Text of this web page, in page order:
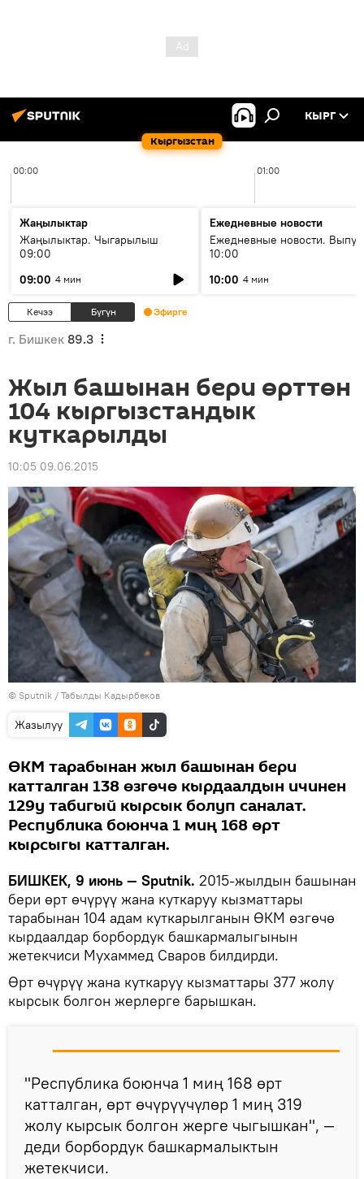
Кыргызстан
КЫРГ
00:00 01:00
Жаңылыктар
Жаңылыктар. Чыгарылыш
09:00
09:00 4 мин
Ежедневные новости
Ежедневные новости.
10:00
10:00 4 мин
Кечээ Бүгүн Эфирге
г. Бишкек 89.3
Жыл башынан бери өрттөн
104 кыргызстандык
куткарылды
10:05 09.06.2015
© Sputnik / Табылды Кадырбеков
Жазылуу
ӨКМ тарабынан жыл башынан бери
катталган 138 өзгөчө кырдаалдын ичинен
129у табигый кырсык болуп саналат.
Республика боюнча 1 миң 168 өрт
кырсыгы катталган.
БИШКЕК, 9 июнь — Sputnik. 2015-жылдын башынан
бери өрт өчүрүү жана куткаруу кызматтары
тарабынан 104 адам куткарылганын ӨКМ өзгөчө
кырдаалдар борбордук башкармалыгынын
жетекчиси Мухаммед Сваров билдирди.
Өрт өчүрүү жана куткаруу кызматтары 377 жолу
кырсык болгон жерлерге барышкан.
"Республика боюнча 1 миң 168 өрт
катталган, өрт өчүрүүчүлөр 1 миң 319
жолу кырсык болгон жерге чыгышкан", —
деди борбордук башкармалыктын
жетекчиси.